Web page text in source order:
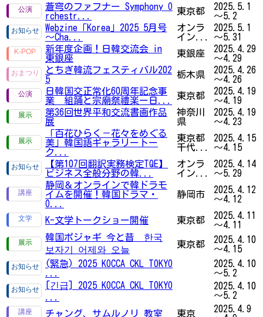
蒼穹のファフナー Symphony O
rchestr...
東京都
2025.5.1
～5.2
Webzine「Korea」2025 5月号
～Cha...
オンラ
イン...
2025.5.1
～5.31
新年度企画！日韓交流会 in
東銀座
東銀座
2025.4.29
～4.29
とちぎ韓流フェスティバル202
5
栃木県
2025.4.26
～4.26
日韓国交正常化60周年記念事
業 組踊と宗廟祭禮楽ー日...
東京都
2025.4.19
～4.19
第36回世界平和交流書画作品
展
神奈川
県
2025.4.19
～4.23
「百花ひらく－花々をめぐる
美」韓国語ギャラリートー
ク...
東京都
千代...
2025.4.15
～4.15
【第107回翻訳実務検定TQE】
ビジネス全般分野の韓...
オンラ
イン...
2025.4.14
～5.29
静岡＆オンラインで韓ドラモ
イムを開催！韓国ドラマ・
O...
静岡市
2025.4.12
～4.12
K-文学トークショー開催 東京都
2025.4.11
～4.11
韓国ポジャギ 今と昔 한국
보자기 어제와 오늘
東京都
2025.4.10
～4.15
(緊急) 2025 KOCCA CKL TOKYO
2025.4.10
～5.2
[긴급] 2025 KOCCA CKL TOKYO
2025.4.10
～5.2
チャング、サムルノリ 教室
東京
2025.4.9